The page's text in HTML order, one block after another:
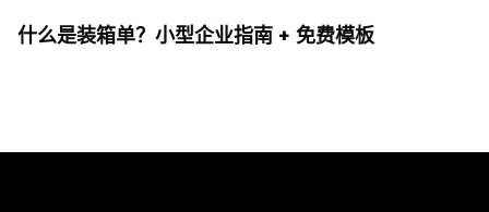
什么是装箱单？小型企业指南 + 免费模板